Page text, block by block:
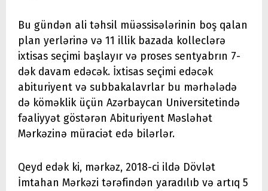
Bu gündən ali təhsil müəssisələrinin boş qalan
plan yerlərinə və 11 illik bazada kolleclərə
ixtisas seçimi başlayır və proses sentyabrın 7-
dək davam edəcək. İxtisas seçimi edəcək
abituriyent və subbakalavrlar bu mərhələdə
də köməklik üçün Azərbaycan Universitetində
fəaliyyət göstərən Abituriyent Məsləhət
Mərkəzinə müraciət edə bilərlər.
Qeyd edək ki, mərkəz, 2018-ci ildə Dövlət
İmtahan Mərkəzi tərəfindən yaradılıb və artıq 5